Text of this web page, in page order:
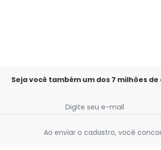
Seja você também um dos 7 milhões
Digite seu e-mail
Ao enviar o cadastro, você